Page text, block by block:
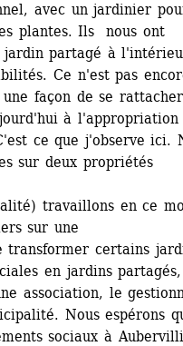
avec un jardinier
plantes. Ils nous ont
jardin partagé à
Ce n'est pas
façon de se
à l'appropriation
ce que j'observe ici.
sur deux propriétés
travaillons en ce
sur une
certains
en jardins
association, le
Nous espérons
sociaux à